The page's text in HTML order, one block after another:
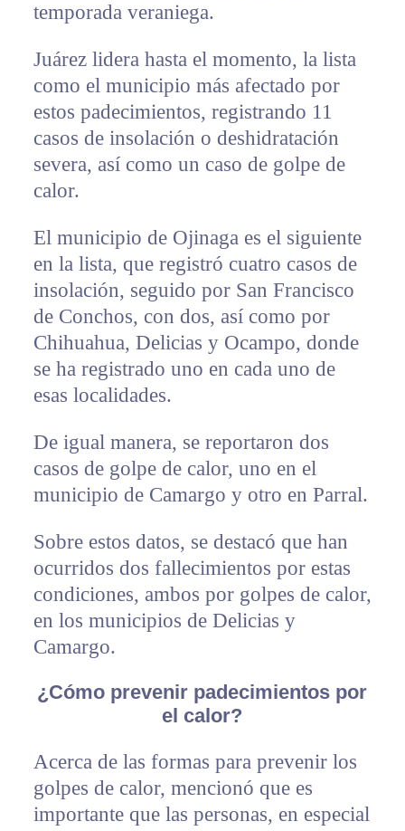
temporada veraniega.
Juárez lidera hasta el momento, la lista
como el municipio más afectado por
estos padecimientos, registrando 11
casos de insolación o deshidratación
severa, así como un caso de golpe de
calor.
El municipio de Ojinaga es el siguiente
en la lista, que registró cuatro casos de
insolación, seguido por San Francisco
de Conchos, con dos, así como por
Chihuahua, Delicias y Ocampo, donde
se ha registrado uno en cada uno de
esas localidades.
De igual manera, se reportaron dos
casos de golpe de calor, uno en el
municipio de Camargo y otro en Parral.
Sobre estos datos, se destacó que han
ocurridos dos fallecimientos por estas
condiciones, ambos por golpes de calor,
en los municipios de Delicias y
Camargo.
¿Cómo prevenir padecimientos por
el calor?
Acerca de las formas para prevenir los
golpes de calor, mencionó que es
importante que las personas, en especial